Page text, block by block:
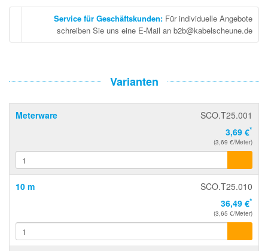
Service für Geschäftskunden: Für individuelle Angebote
schreiben Sie uns eine E-Mail an b2b@kabelscheune.de
Varianten
Meterware
SCO.T25.001
3,69 €*
(3,69 €/Meter)
10 m
SCO.T25.010
36,49 €*
(3,65 €/Meter)